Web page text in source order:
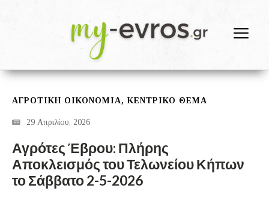
ΑΓΡΟΤΙΚΗ ΟΙΚΟΝΟΜΙΑ,ΚΕΝΤΡΙΚΟ ΘΕΜΑ
29 Απριλίου, 2026
Αγρότες Έβρου: Πλήρης
Αποκλεισμός του Τελωνείου Κήπων
το Σάββατο 2-5-2026